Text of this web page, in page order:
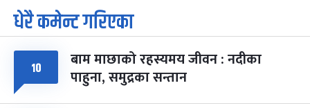
७
आइत
पूर्णिमा व्रत
चैत्र ७, २०८३-Mar 21, 2027
८ फागुपूर्णिमा
चैत्र ८, २०८३-Mar 22, 2027
७ महिना बाँकी
धेरै कमेन्ट गरिएका
१० बाम माछाको रहस्यमय जीवन : नदीका
पाहुना, समुद्रका सन्तान